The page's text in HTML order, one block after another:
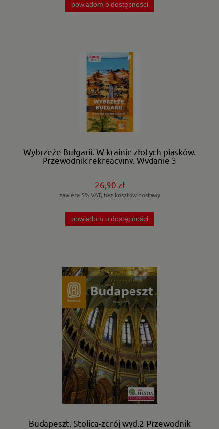
powiadom o dostępności
Wybrzeże Bułgarii. W krainie złotych piasków.
Przewodnik rekreacyjny. Wydanie 3
26,90 zł
zawiera 5% VAT, bez kosztów dostawy
powiadom o dostępności
Budapeszt. Stolica-zdrój wyd.2 Przewodnik